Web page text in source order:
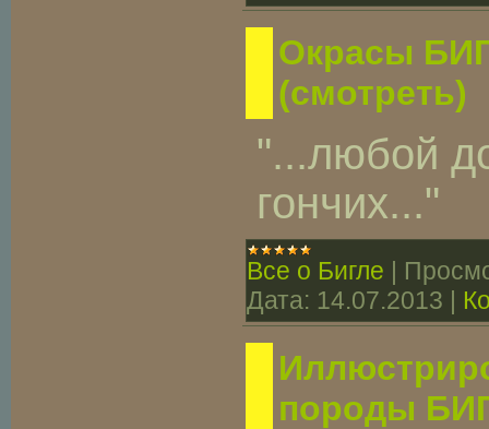
Окрасы
(смотреть)
"...любой
гончих..."
Все о Бигле |
Дата: 14.07.2013 |
породы